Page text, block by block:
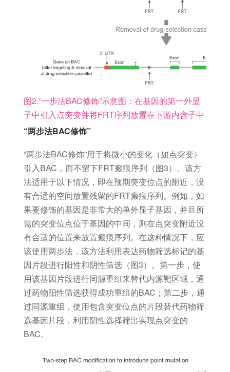
图2.“一步法BAC修饰”示意图：在基因的第一外显
子中引入点突变并将FRT序列放置在下游内含子中
“两步法BAC修饰”
“两步法BAC修饰”用于将微小的变化（如点突变）
引入BAC，而不留下FRT瘢痕序列（图3）。该方
法适用于以下情况，即在预期突变位点的附近，没
有合适的空间放置残留的FRT瘢痕序列。例如，如
果要修饰的基因是非常大的单外显子基因，并且所
需的突变位点位于基因的中间，则在点突变附近没
有合适的位置来放置瘢痕序列。在这种情况下，应
该使用两步法，该方法利用表达药物筛选标记的基
因片段进行阳性和阴性筛选（图3）。第一步，使
用该基因片段进行同源重组来替代内源靶区域，通
过药物阳性筛选获得成功重组的BAC；第二步，通
过同源重组，使用包含突变位点的片段替代药物筛
选基因片段，利用阴性选择筛出实现点突变的
BAC。